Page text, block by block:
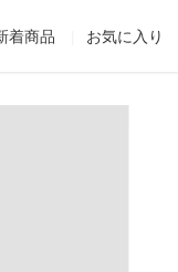
着商品 お気に入り